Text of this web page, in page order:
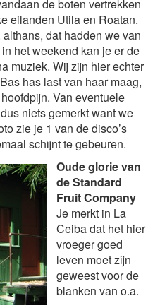
de boten vertrekken
eilanden Utila en Roatan.
dat hadden we van
het weekend kan je er de
muziek. Wij zijn hier echter
has last van haar maag,
Van eventuele
niets gemerkt want we
zie je 1 van de disco’s
schijnt te gebeuren.
Oude glorie van
de Standard
Fruit Company
Je merkt in La
Ceiba dat het hier
vroeger goed
leven moet zijn
geweest voor de
blanken van o.a.